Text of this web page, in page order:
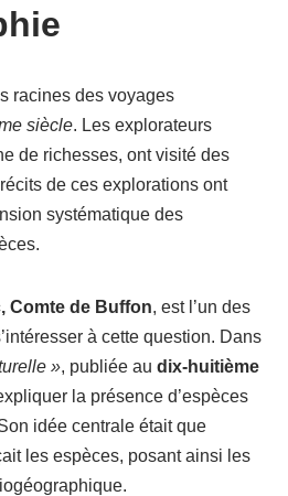
racines des voyages
siècle. Les explorateurs
de richesses, ont visité des
de ces explorations ont
systématique des
Comte de Buffon, est l’un des
à cette question. Dans
», publiée au dix-huitième
la présence d’espèces
idée centrale était que
les espèces, posant ainsi les